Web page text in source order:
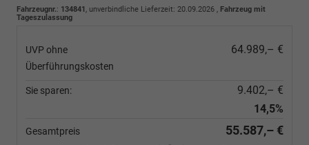
Fahrzeugnr.: 134841 , unverbindliche Lieferzeit: 20.09.2026 , Fahrzeug mit
Tageszulassung
UVP ohne
Überführungskosten
64.989,– €
Sie sparen:
9.402,– €
14,5%
Gesamtpreis 55.587,– €